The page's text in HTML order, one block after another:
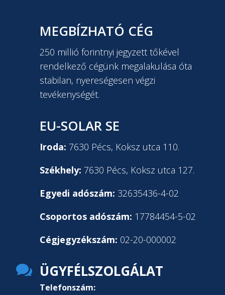
MEGBÍZHATÓ CÉG
250 millió forintnyi jegyzett tőkével
rendelkező cégünk megalakulása óta
stabilan, nyereségesen végzi
tevékenységét.
EU-SOLAR SE
Iroda: 7630 Pécs, Koksz utca 110.
Székhely: 7630 Pécs, Koksz utca 127.
Egyedi adószám: 32635436-4-02
Csoportos adószám: 17784454-5-02
Cégjegyzékszám: 02-20-000002
 ÜGYFÉLSZOLGÁLAT
Telefonszám: